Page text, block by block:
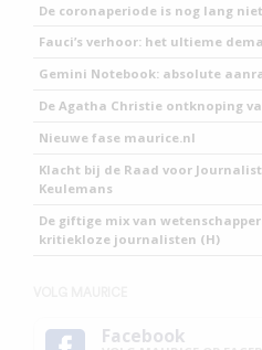
De coronaperiode is nog lang
Fauci’s verhoor: het ultieme
Gemini Notebook: absolute
De Agatha Christie ontknoping
Nieuwe fase maurice.nl
Klacht bij de Raad voor
Keulemans
De giftige mix van
kritiekloze journalisten (H)
Facebook